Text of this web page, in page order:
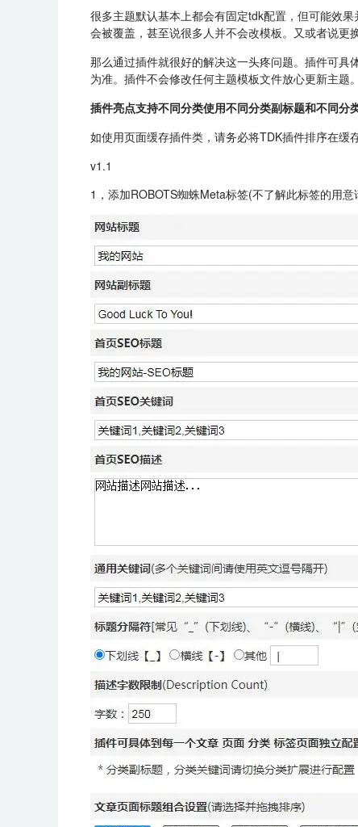
很多主题默认基本上都会有固定tdk配置，但可能效
会被覆盖，甚至说很多人并不会改模板。又或者说
那么通过插件就很好的解决这一头疼问题。插件可
为准。插件不会修改任何主题模板文件放心更新主题。
插件亮点支持不同分类使用不同分类副标题和不同分
如使用页面缓存插件类，请务必将TDK插件排序在缓
v1.1
1，添加ROBOTS蜘蛛Meta标签(不了解此标签的用意